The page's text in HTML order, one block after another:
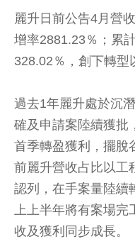
麗升日前公告4月營
增率2881.23％；累
328.02％，創下轉型
過去1年麗升處於沉
確及申請案陸續獲批
首季轉盈獲利，擺脫
前麗升營收占比以工
認列，在手案量陸續
上上半年將有案場
收及獲利同步成長。